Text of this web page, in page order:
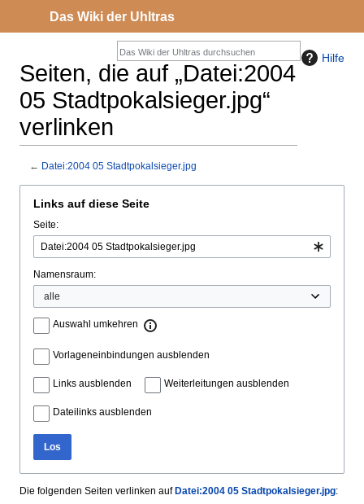
Hilfe
Seiten, die auf „Datei:2004
05 Stadtpokalsieger.jpg“
verlinken
← Datei:2004 05 Stadtpokalsieger.jpg
Navigation
springen
Suche
springen
Links auf diese Seite
Seite:
Namensraum:
Auswahl umkehren
Vorlageneinbindungen ausblenden
Links ausblenden Weiterleitungen ausblenden
Dateilinks ausblenden
Los
Die folgenden Seiten verlinken auf Datei:2004 05 Stadtpokalsieger.jpg:
Das Wiki der Uhltras